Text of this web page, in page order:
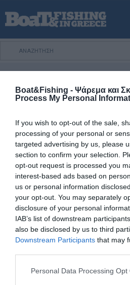
Boat&Fishing - Ψάρεμα και
Process My Personal
If you wish to opt-out of the sale,
processing of your personal or
targeted advertising by us, please
section to confirm your selection.
opt-out request is processed you
interest-based ads based on
us or personal information
your opt-out. You may separately
disclosure of your personal
IAB’s list of downstream
also be disclosed by us to third
Downstream Participants that may
Personal Data Processing Opt
ΑΡΧΙΚΗ
ΨΑΡΕΜΑ ΑΠΟ ΑΚΤΗ
ΨΑΡΟΤΟΥΦΕΚΟ
ΣΚΑΦΟΣ
VIDEO
ΕΞΟΠΛΙΣΜΟΣ
ΘΕΣΣΑΛΟΝΙΚΗ BOAT & FISHING
BOAT & FISHING SHOW 2025
ΑΡΧΙΚΗ/ΝΕΑ & ΕΙΔΗΣΕΙΣ/H Expert
ΕΝΗΜΕΡΩΣΗ ΨΑΡΟΤΟΥΦΕΚΟ
27 Ιουλίου, 2015
H Expert Marine στη
H Expert Marine στη
Η Expert Marine του Κώστα
πρόσφατα στην Ζάκυνθο, στην
διεύθυνση Αγ. Γεράσιµου 17 σε
και προσφέρει
Tohatsu ενώ εξειδικεύεται σε
διαθέτοντας διαγνωστικά για
Τηλ. 26950 25798.